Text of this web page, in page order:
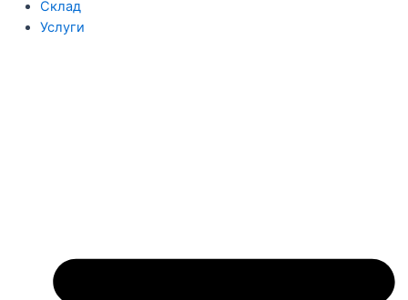
Склад
Услуги